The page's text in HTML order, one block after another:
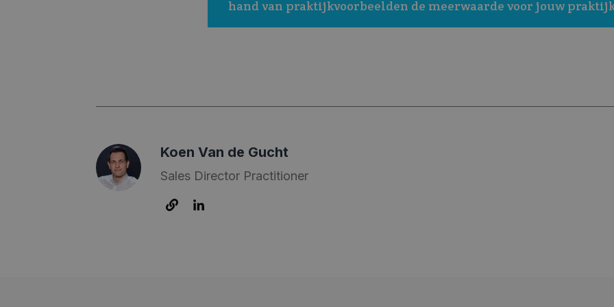
hand van praktijkvoorbeelden de meerwaarde voor jouw
Koen Van de Gucht
Sales Director Practitioner